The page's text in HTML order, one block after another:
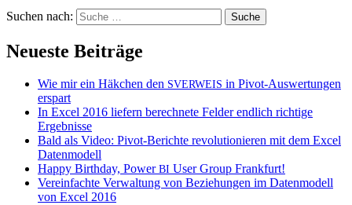
Suchen nach:
Neueste Beiträge
Wie mir ein Häkchen den SVERWEIS in Pivot-Auswertungen
erspart
In Excel 2016 liefern berechnete Felder endlich richtige
Ergebnisse
Bald als Video: Pivot-Berichte revolutionieren mit dem Excel
Datenmodell
Happy Birthday, PowerBI User Group Frankfurt!
Vereinfachte Verwaltung von Beziehungen im Datenmodell
von Excel 2016